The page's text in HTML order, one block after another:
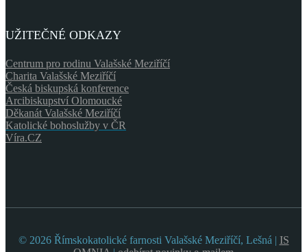
UŽITEČNÉ ODKAZY
Centrum pro rodinu Valašské Meziříčí
Charita Valašské Meziříčí
Česká biskupská konference
Arcibiskupství Olomoucké
Děkanát Valašské Meziříčí
Katolické bohoslužby v ČR
Víra.CZ
© 2026 Římskokatolické farnosti Valašské Meziříčí, Lešná | IS